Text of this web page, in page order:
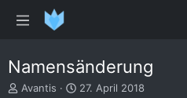
Namensänderung
E
Avantis
E
27. April 2018